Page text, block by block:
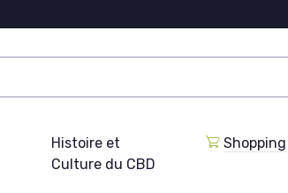
Histoire et
Culture du CBD
Shopping